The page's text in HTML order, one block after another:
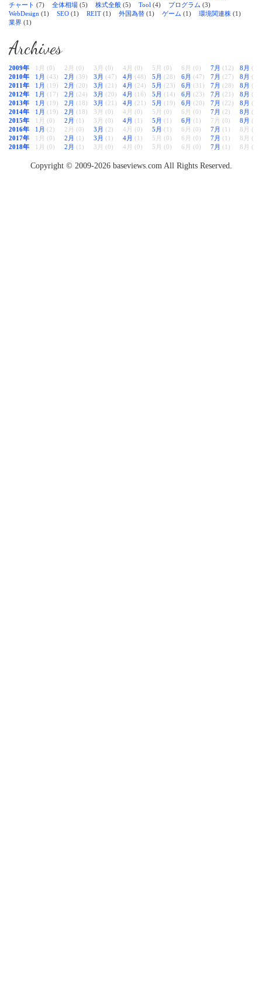
チャート (7) 全体相場 (5) 株式全般 (5) Tool (4) プログラム (3)
WebDesign (1) SEO (1) REIT (1) 外国為替 (1) ゲーム (1) 環境関連株 (1)
業界 (1)
Archives
2009年 1月 (0) 2月 (0) 3月 (0) 4月 (0) 5月 (0) 6月 (0) 7月 (12) 8月
2010年
1月 (43) 2月 (39) 3月 (47) 4月 (48) 5月 (28) 6月 (47) 7月 (27) 8月
2011年
1月 (19) 2月 (20) 3月 (21) 4月 (24) 5月 (23) 6月 (31) 7月 (28) 8月
2012年
1月 (17) 2月 (24) 3月 (20) 4月 (16) 5月 (14) 6月 (23) 7月 (21) 8月
2013年
1月 (19) 2月 (18) 3月 (21) 4月 (21) 5月 (19) 6月 (20) 7月 (22) 8月
2014年
1月 (19) 2月 (18) 3月 (0) 4月 (0) 5月 (0) 6月 (0) 7月 (2) 8月 (2)
2015年
1月 (0) 2月 (1) 3月 (0) 4月 (1) 5月 (1) 6月 (1) 7月 (0) 8月 (1)
2016年
1月 (2) 2月 (0) 3月 (2) 4月 (0) 5月 (1) 6月 (0) 7月 (1)
8月 (0)
2017年
1月 (0) 2月 (1) 3月 (1) 4月 (1) 5月 (0) 6月 (0) 7月 (1)
8月 (0)
2018年
1月 (0) 2月 (1) 3月 (0) 4月 (0) 5月 (0) 6月 (0) 7月 (1) 8月 (0)
Copyright © 2009-2026 baseviews.com All Rights Reserved.